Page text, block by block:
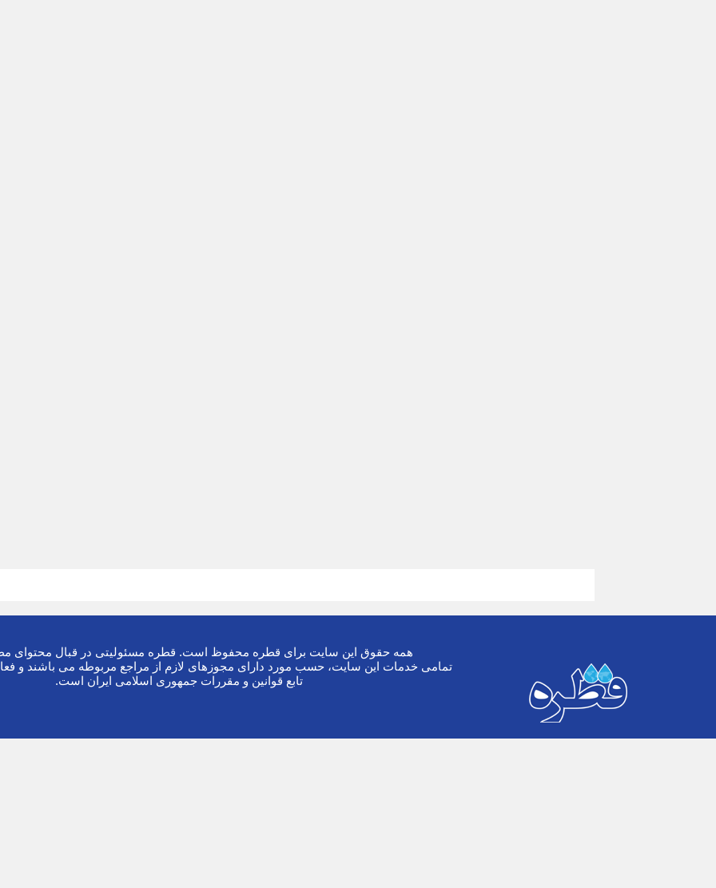
همه حقوق این سایت برای قطره محفوظ است. قطره مسئولیتی در قبال محتوای
تمامی خدمات این سایت، حسب مورد دارای مجوزهای لازم از مراجع مربوطه می باشند و
تابع قوانین و مقررات جمهوری اسلامی ایران است.